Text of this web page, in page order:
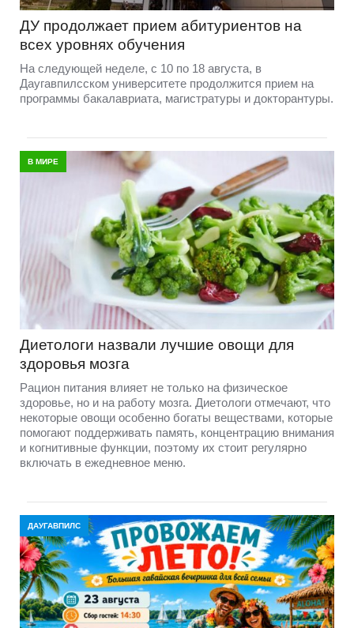
ДУ продолжает прием абитуриентов на
всех уровнях обучения
На следующей неделе, с 10 по 18 августа, в
Даугавпилсском университете продолжится прием на
программы бакалавриата, магистратуры и докторантуры.
В МИРЕ
Диетологи назвали лучшие овощи для
здоровья мозга
Рацион питания влияет не только на физическое
здоровье, но и на работу мозга. Диетологи отмечают, что
некоторые овощи особенно богаты веществами, которые
помогают поддерживать память, концентрацию внимания
и когнитивные функции, поэтому их стоит регулярно
включать в ежедневное меню.
ДАУГАВПИЛС